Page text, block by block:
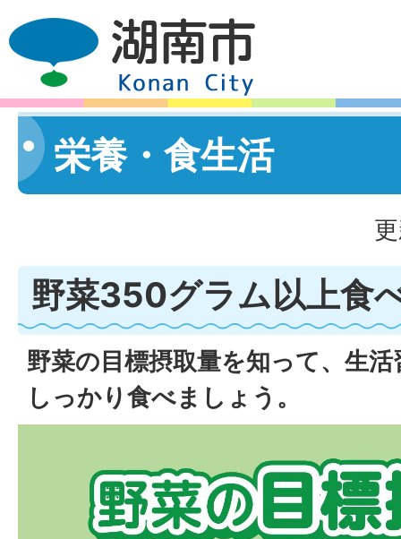
栄養・食生活
野菜350グラム以上食
野菜の目標摂取量を知って、生
しっかり食べましょう。